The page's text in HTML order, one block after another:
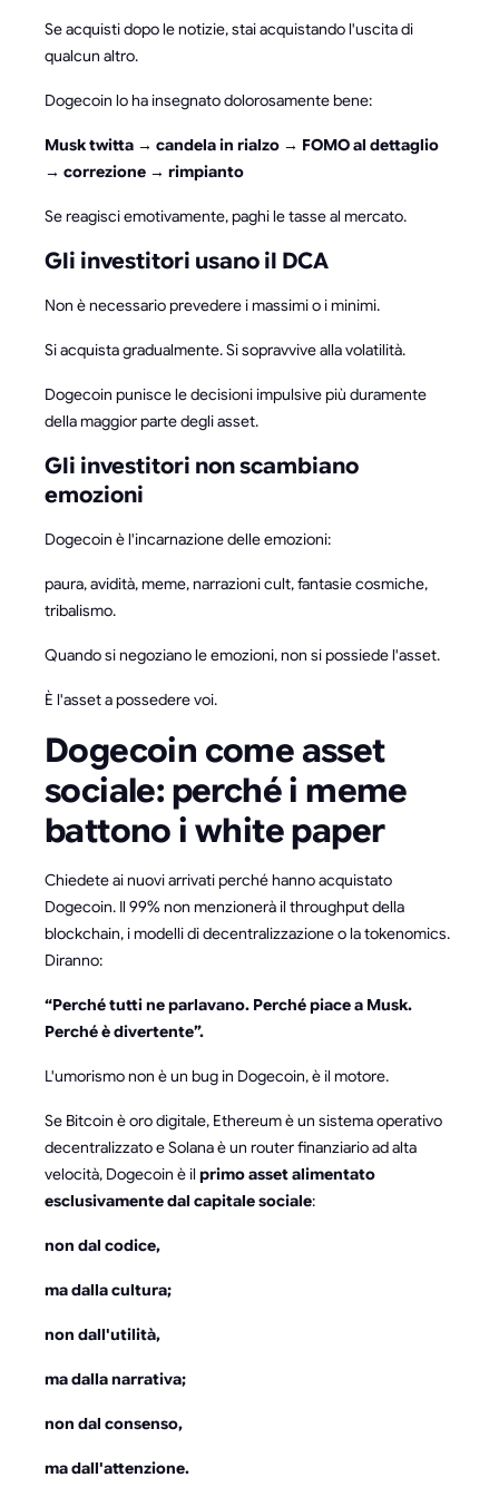
Se acquisti dopo le notizie, stai acquistando l'uscita di
qualcun altro.
Dogecoin lo ha insegnato dolorosamente bene:
Musk twitta → candela in rialzo → FOMO al dettaglio
→ correzione → rimpianto
Se reagisci emotivamente, paghi le tasse al mercato.
Gli investitori usano il DCA
Non è necessario prevedere i massimi o i minimi.
Si acquista gradualmente. Si sopravvive alla volatilità.
Dogecoin punisce le decisioni impulsive più duramente
della maggior parte degli asset.
Gli investitori non scambiano
emozioni
Dogecoin è l'incarnazione delle emozioni:
paura, avidità, meme, narrazioni cult, fantasie cosmiche,
tribalismo.
Quando si negoziano le emozioni, non si possiede l'asset.
È l'asset a possedere voi.
Dogecoin come asset
sociale: perché i meme
battono i white paper
Chiedete ai nuovi arrivati perché hanno acquistato
Dogecoin. Il 99% non menzionerà il throughput della
blockchain, i modelli di decentralizzazione o la tokenomics.
Diranno:
“Perché tutti ne parlavano. Perché piace a Musk.
Perché è divertente”.
L'umorismo non è un bug in Dogecoin, è il motore.
Se Bitcoin è oro digitale, Ethereum è un sistema operativo
decentralizzato e Solana è un router finanziario ad alta
velocità, Dogecoin è il primo asset alimentato
esclusivamente dal capitale sociale:
non dal codice,
ma dalla cultura;
non dall'utilità,
ma dalla narrativa;
non dal consenso,
ma dall'attenzione.